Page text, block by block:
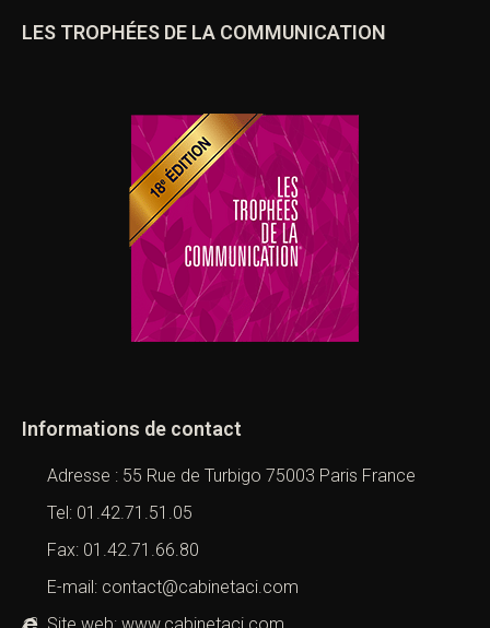
LES TROPHÉES DE LA COMMUNICATION
Informations de contact
Adresse : 55 Rue de Turbigo 75003 Paris France
Tel: 01.42.71.51.05
Fax: 01.42.71.66.80
E-mail: contact@cabinetaci.com